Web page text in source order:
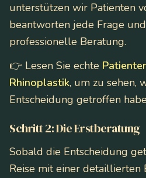
unterstützen wir Patienten
beantworten jede Frage
professionelle Beratung.
👉 Lesen Sie echte
Rhinoplastik, um zu sehen,
Entscheidung getroffen
Schritt 2: Die Erstberatung
Sobald die Entscheidung
Reise mit einer detaillierten